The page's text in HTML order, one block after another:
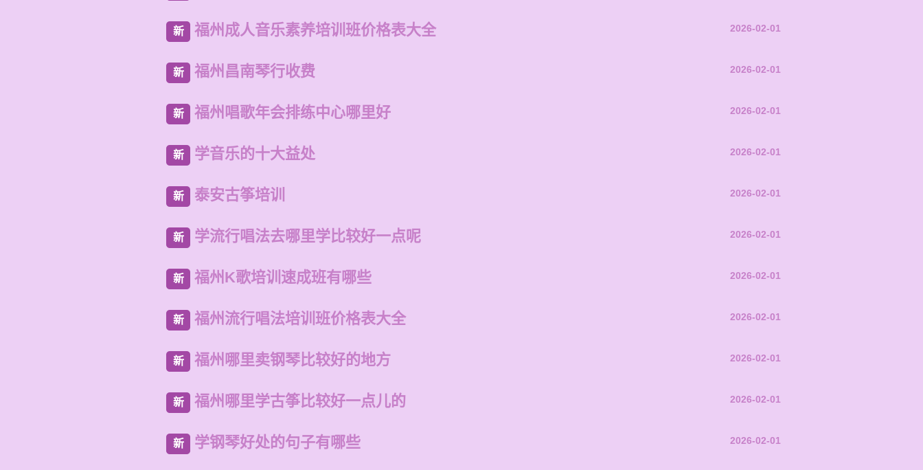
新 福州成人音乐素养培训班价格表大全 2026-02-01
新 福州昌南琴行收费 2026-02-01
新 福州唱歌年会排练中心哪里好 2026-02-01
新 学音乐的十大益处 2026-02-01
新 泰安古筝培训 2026-02-01
新 学流行唱法去哪里学比较好一点呢 2026-02-01
新 福州K歌培训速成班有哪些 2026-02-01
新 福州流行唱法培训班价格表大全 2026-02-01
新 福州哪里卖钢琴比较好的地方 2026-02-01
新 福州哪里学古筝比较好一点儿的 2026-02-01
新 学钢琴好处的句子有哪些 2026-02-01